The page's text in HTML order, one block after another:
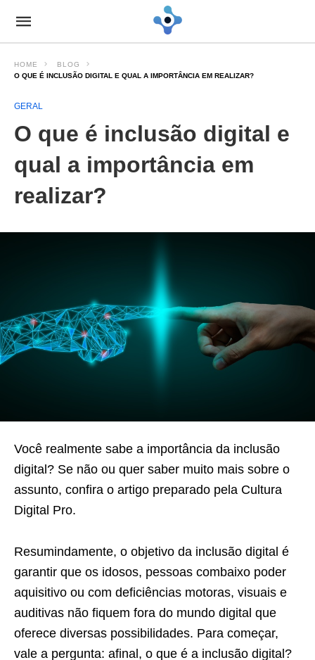
HOME
BLOG
O QUE É INCLUSÃO DIGITAL E QUAL A IMPORTÂNCIA EM REALIZAR?
GERAL
O que é inclusão digital e
qual a importância em
realizar?
Você realmente sabe a importância da inclusão
digital? Se não ou quer saber muito mais sobre o
assunto, confira o artigo preparado pela Cultura
Digital Pro.
Resumindamente, o objetivo da inclusão digital é
garantir que os idosos, pessoas combaixo poder
aquisitivo ou com deficiências motoras, visuais e
auditivas não fiquem fora do mundo digital que
oferece diversas possibilidades. Para começar,
vale a pergunta: afinal, o que é a inclusão digital?